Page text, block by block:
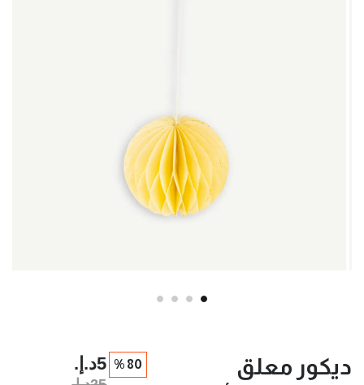
ديكور معلق
80 % 5د.إ.‏